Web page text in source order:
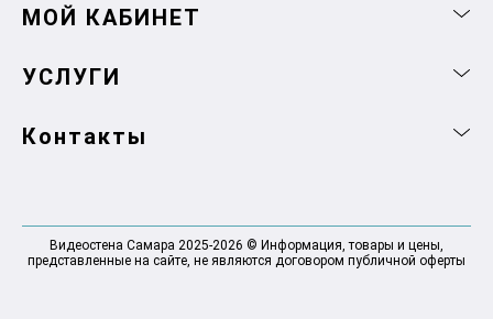
МОЙ КАБИНЕТ
УСЛУГИ
Контакты
Видеостена Самара 2025-2026 © Информация, товары и цены,
представленные на сайте, не являются договором публичной оферты